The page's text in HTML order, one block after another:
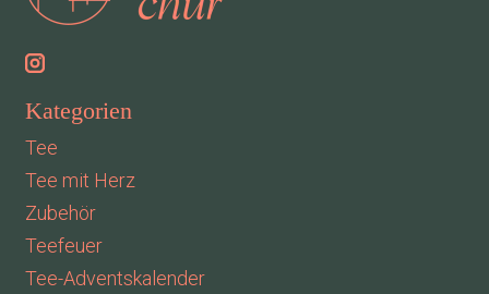
Kategorien
Tee
Tee mit Herz
Zubehör
Teefeuer
Tee-Adventskalender